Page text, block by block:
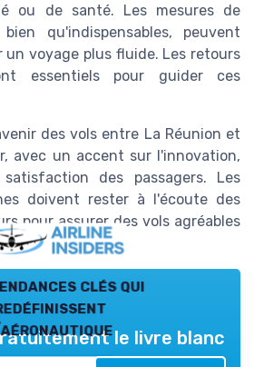
ou de santé. Les mesures de
qu'indispensables, peuvent
un voyage plus fluide. Les retours
essentiels pour guider ces
des vols entre La Réunion et
avec un accent sur l'innovation,
des passagers. Les
doivent rester à l'écoute des
pour assurer des vols agréables
clés qui
le livre blanc